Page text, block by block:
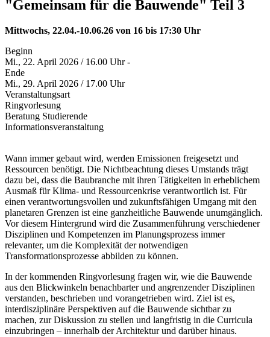
"Gemeinsam für die Bauwende" Teil 3
Mittwochs, 22.04.-10.06.26 von 16 bis 17:30 Uhr
Beginn
Mi., 22. April 2026 / 16.00 Uhr -
Ende
Mi., 29. April 2026 / 17.00 Uhr
Veranstaltungsart
Ringvorlesung
Beratung Studierende
Informationsveranstaltung
Wann immer gebaut wird, werden Emissionen freigesetzt und
Ressourcen benötigt. Die Nichtbeachtung dieses Umstands trägt
dazu bei, dass die Baubranche mit ihren Tätigkeiten in erheblichem
Ausmaß für Klima- und Ressourcenkrise verantwortlich ist. Für
einen verantwortungsvollen und zukunftsfähigen Umgang mit den
planetaren Grenzen ist eine ganzheitliche Bauwende unumgänglich.
Vor diesem Hintergrund wird die Zusammenführung verschiedener
Disziplinen und Kompetenzen im Planungsprozess immer
relevanter, um die Komplexität der notwendigen
Transformationsprozesse abbilden zu können.
In der kommenden Ringvorlesung fragen wir, wie die Bauwende
aus den Blickwinkeln benachbarter und angrenzender Disziplinen
verstanden, beschrieben und vorangetrieben wird. Ziel ist es,
interdisziplinäre Perspektiven auf die Bauwende sichtbar zu
machen, zur Diskussion zu stellen und langfristig in die Curricula
einzubringen – innerhalb der Architektur und darüber hinaus.